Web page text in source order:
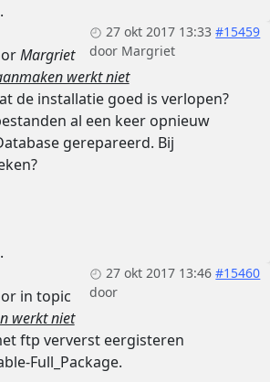
27 okt 2017 13:33 #15459
door Margriet
Margriet
werkt niet
de installatie goed is verlopen?
al een keer opnieuw
gerepareerd. Bij
27 okt 2017 13:46 #15460
door
in topic
werkt niet
ftp ververst eergisteren
Full_Package.